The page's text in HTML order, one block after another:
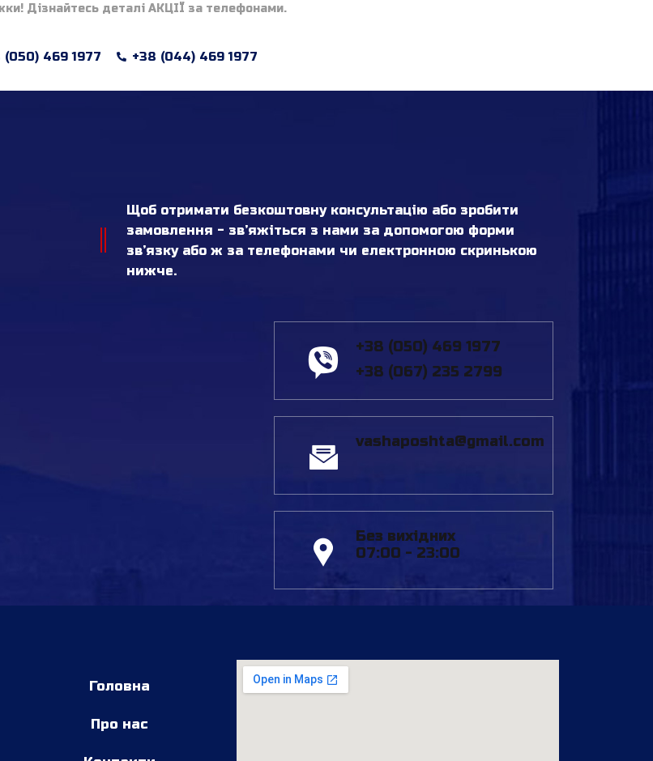
Дізнайтесь деталі АКЦІЇ за телефонами.
(050) 469 1977 +38 (044) 469 1977
Щоб отримати безкоштовну консультацію або зробити
замовлення - зв’яжіться з нами за допомогою форми
зв’язку або ж за телефонами чи електронною скринькою
нижче.
+38 (050) 469 1977
+38 (067) 235 2799
vashaposhta@gmail.com
Без вихідних
07:00 - 23:00
Головна
Про нас